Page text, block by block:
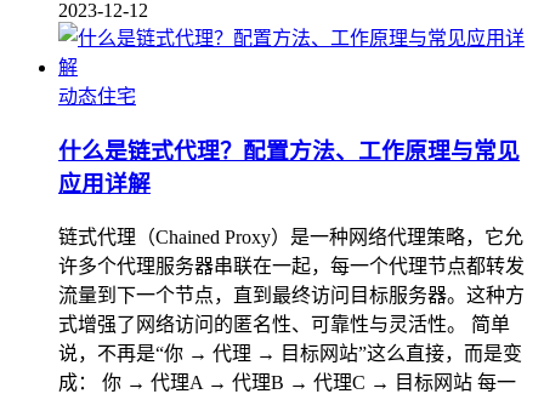
2023-12-12
动态住宅
什么是链式代理？配置方法、工作原理与常见
应用详解
链式代理（Chained Proxy）是一种网络代理策略，它允
许多个代理服务器串联在一起，每一个代理节点都转发
流量到下一个节点，直到最终访问目标服务器。这种方
式增强了网络访问的匿名性、可靠性与灵活性。 简单
说，不再是“你 → 代理 → 目标网站”这么直接，而是变
成： 你 → 代理A → 代理B → 代理C → 目标网站 每一